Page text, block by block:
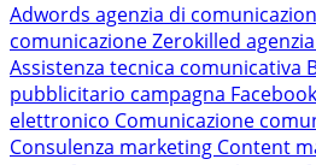
Adwords agenzia di
comunicazione Zerokilled
Assistenza tecnica comunicativa
pubblicitario campagna
elettronico Comunicazione
Consulenza marketing Content